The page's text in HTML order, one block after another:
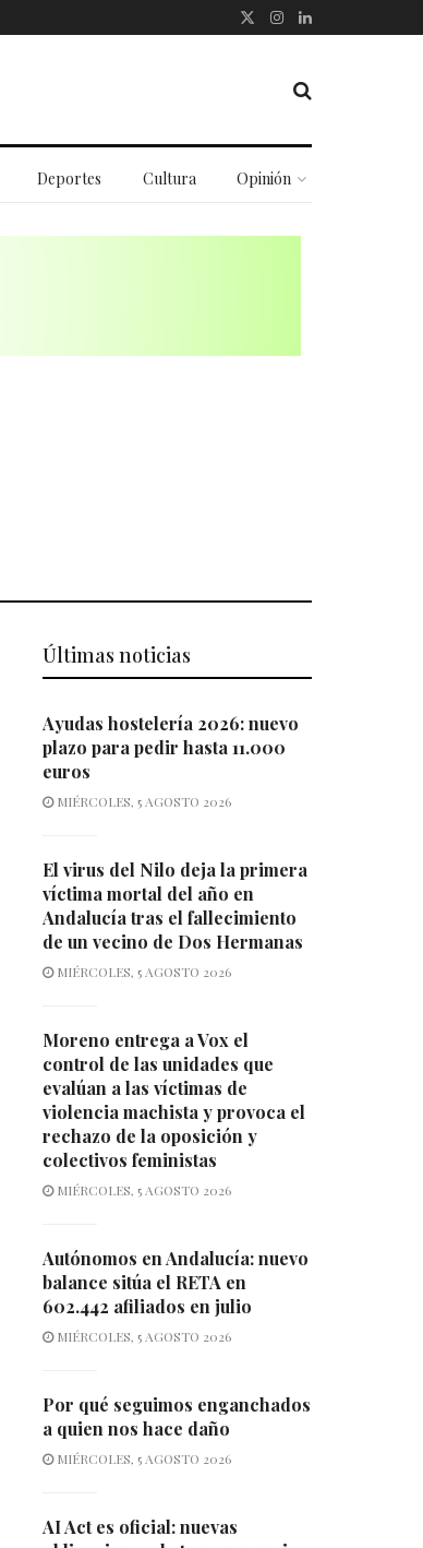
Deportes Cultura Opinión
Últimas noticias
Ayudas hostelería 2026: nuevo
plazo para pedir hasta 11.000
euros
MIÉRCOLES, 5 AGOSTO 2026
El virus del Nilo deja la primera
víctima mortal del año en
Andalucía tras el fallecimiento
de un vecino de Dos Hermanas
MIÉRCOLES, 5 AGOSTO 2026
Moreno entrega a Vox el
control de las unidades que
evalúan a las víctimas de
violencia machista y provoca el
rechazo de la oposición y
colectivos feministas
MIÉRCOLES, 5 AGOSTO 2026
Autónomos en Andalucía: nuevo
balance sitúa el RETA en
602.442 afiliados en julio
MIÉRCOLES, 5 AGOSTO 2026
Por qué seguimos enganchados
a quien nos hace daño
MIÉRCOLES, 5 AGOSTO 2026
AI Act es oficial: nuevas